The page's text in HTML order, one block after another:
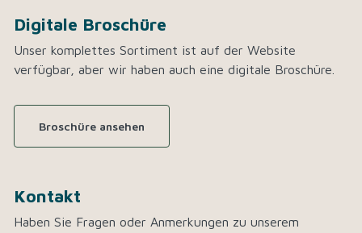
Digitale Broschüre
Unser komplettes Sortiment ist auf der Website
verfügbar, aber wir haben auch eine digitale Broschüre.
Broschüre ansehen
Kontakt
Haben Sie Fragen oder Anmerkungen zu unserem